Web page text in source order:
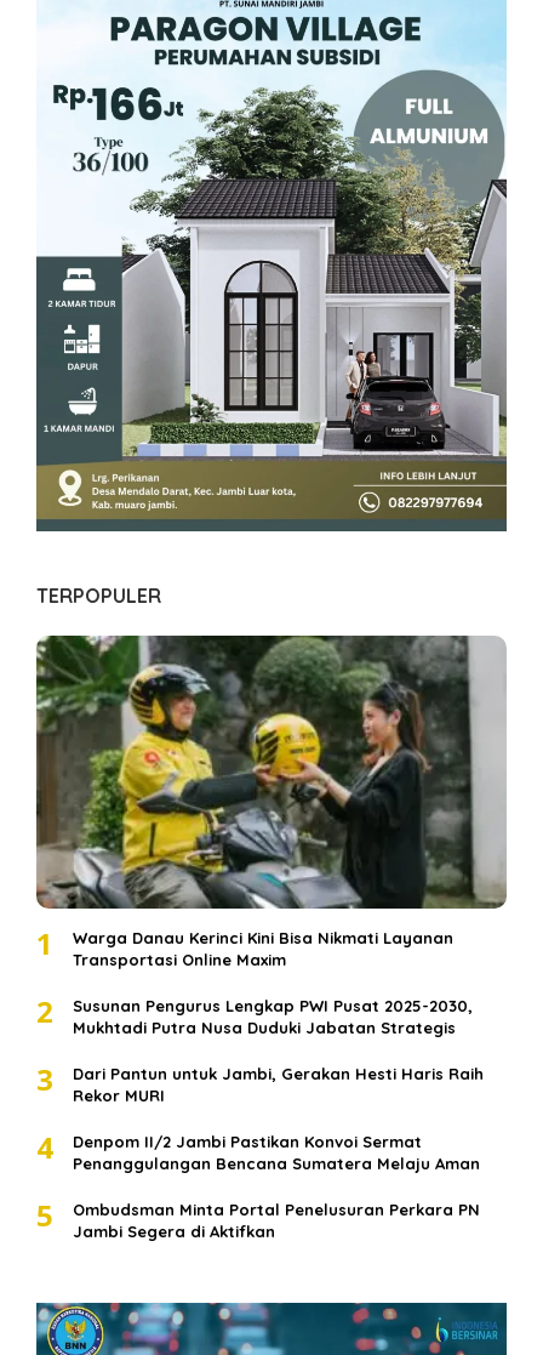
TERPOPULER
1
Warga Danau Kerinci Kini Bisa Nikmati Layanan
Transportasi Online Maxim
2
Susunan Pengurus Lengkap PWI Pusat 2025-2030,
Mukhtadi Putra Nusa Duduki Jabatan Strategis
3
Dari Pantun untuk Jambi, Gerakan Hesti Haris Raih
Rekor MURI
4
Denpom II/2 Jambi Pastikan Konvoi Sermat
Penanggulangan Bencana Sumatera Melaju Aman
5
Ombudsman Minta Portal Penelusuran Perkara PN
Jambi Segera di Aktifkan